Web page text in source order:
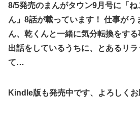
8/5発売のまんがタウン9月号に「ね
ん」8話が載っています！ 仕事がう
ん、乾くんと一緒に気分転換をす
出話をしているうちに、とあるリ
て…
Kindle版も発売中です、よろしくお